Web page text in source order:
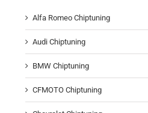
Alfa Romeo Chiptuning
Audi Chiptuning
BMW Chiptuning
CFMOTO Chiptuning